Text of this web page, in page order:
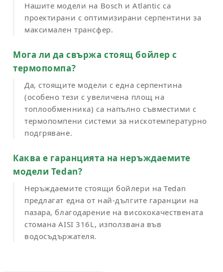
Нашите модели на Bosch и Atlantic са
проектирани с оптимизирани серпентини за
максимален трансфер.
Мога ли да свържа стоящ бойлер с
термопомпа?
Да, стоящите модели с една серпентина
(особено тези с увеличена площ на
топлообменника) са напълно съвместими с
термопомпени системи за нискотемпературно
подгряване.
Каква е гаранцията на неръждаемите
модели Tedan?
Неръждаемите стоящи бойлери на Tedan
предлагат една от най-дългите гаранции на
пазара, благодарение на висококачествената
стомана AISI 316L, използвана във
водосъдържателя.